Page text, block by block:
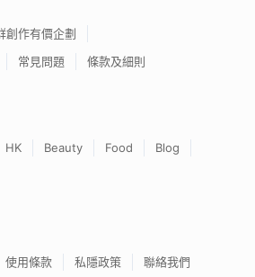
創作有價企劃
常見問題 條款及細則
HK Beauty Food
Blog
使用條款 私隱政策 聯絡我們